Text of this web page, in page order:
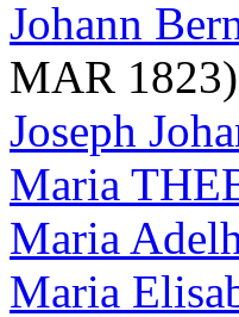
Johann
MAR 1823)
Joseph
Maria
Maria
Maria